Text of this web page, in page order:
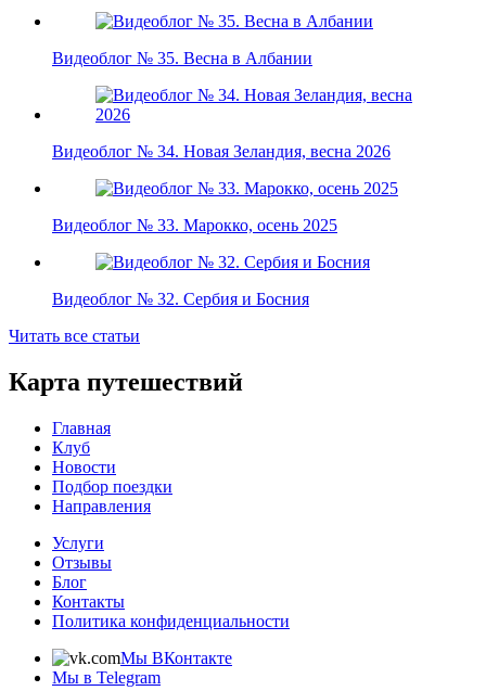
Видеоблог № 35. Весна в Албании
Видеоблог № 34. Новая Зеландия, весна 2026
Видеоблог № 33. Марокко, осень 2025
Видеоблог № 32. Сербия и Босния
Читать все статьи
Карта путешествий
Главная
Клуб
Новости
Подбор поездки
Направления
Услуги
Отзывы
Блог
Контакты
Политика конфиденциальности
Мы ВКонтакте
Мы в Telegram